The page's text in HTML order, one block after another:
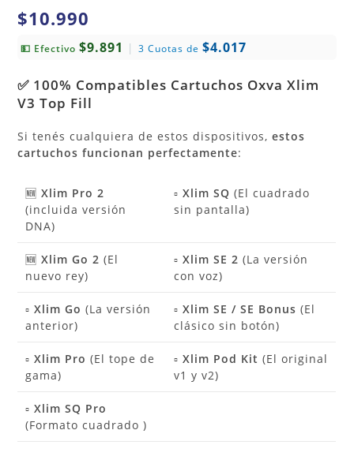
$10.990
💵 Efectivo$9.891 | 3 Cuotas de$4.017
✅ 100% Compatibles Cartuchos Oxva Xlim
V3 Top Fill
Si tenés cualquiera de estos dispositivos,estos
cartuchos funcionan perfectamente:
🆕Xlim Pro 2
(incluida versión
DNA)
▫️Xlim SQ (El cuadrado
sin pantalla)
🆕Xlim Go 2 (El
nuevo rey)
▫️Xlim SE 2 (La versión
con voz)
▫️Xlim Go (La versión
anterior)
▫️Xlim SE / SE Bonus (El
clásico sin botón)
▫️Xlim Pro (El tope de
gama)
▫️Xlim Pod Kit (El original
v1 y v2)
▫️Xlim SQ Pro
(Formato cuadrado )